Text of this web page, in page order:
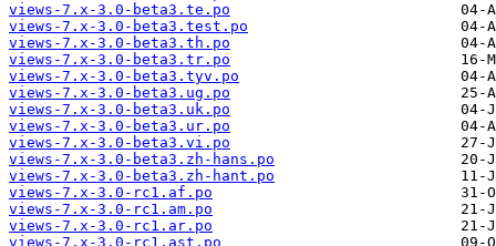
views-7.x-3.0-beta3.te.po
views-7.x-3.0-beta3.test.po
views-7.x-3.0-beta3.th.po
views-7.x-3.0-beta3.tr.po
views-7.x-3.0-beta3.tyv.po
views-7.x-3.0-beta3.ug.po
views-7.x-3.0-beta3.uk.po
views-7.x-3.0-beta3.ur.po
views-7.x-3.0-beta3.vi.po
views-7.x-3.0-beta3.zh-hans.po
views-7.x-3.0-beta3.zh-hant.po
views-7.x-3.0-rc1.af.po
views-7.x-3.0-rc1.am.po
views-7.x-3.0-rc1.ar.po
views-7.x-3.0-rc1.ast.po